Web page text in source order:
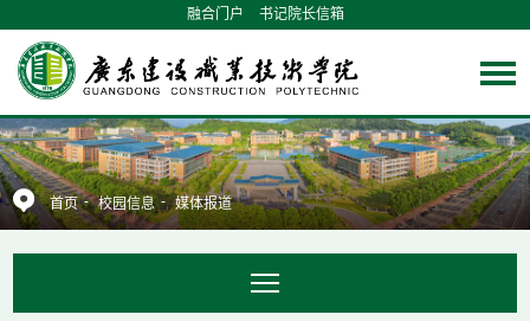
融合门户 书记院长信箱
首页 - 校园信息 - 媒体报道